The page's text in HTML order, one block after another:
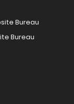
Bureau
Bureau